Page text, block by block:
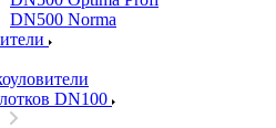
DN500 Norma
DN100